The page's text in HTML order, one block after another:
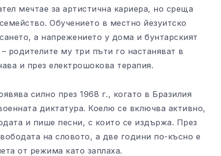
мечтае за артистична кариера, но среща
Обучението в местно йезуитско
а напрежението у дома и бунтарският
родителите му три пъти го настаняват в
и през електрошокова терапия.
силно през 1968 г., когато в Бразилия
диктатура. Коелю се включва активно,
и пише песни, с които се издържа. През
на словото, а две години по-късно е
от режима като заплаха.